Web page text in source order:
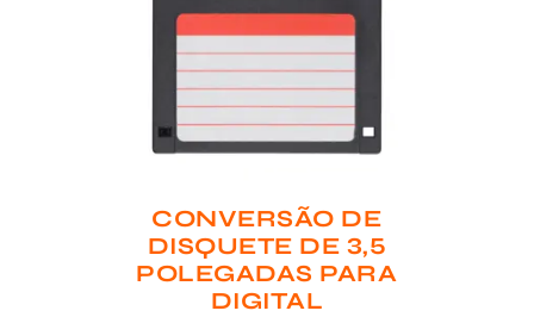
CONVERSÃO DE
DISQUETE DE 3,5
POLEGADAS PARA
DIGITAL